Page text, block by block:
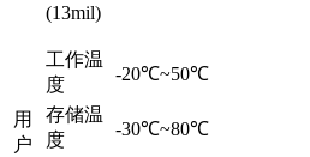
(13mil)
用
户
工作温
度
-20℃~50℃
存储温
度
-30℃~80℃